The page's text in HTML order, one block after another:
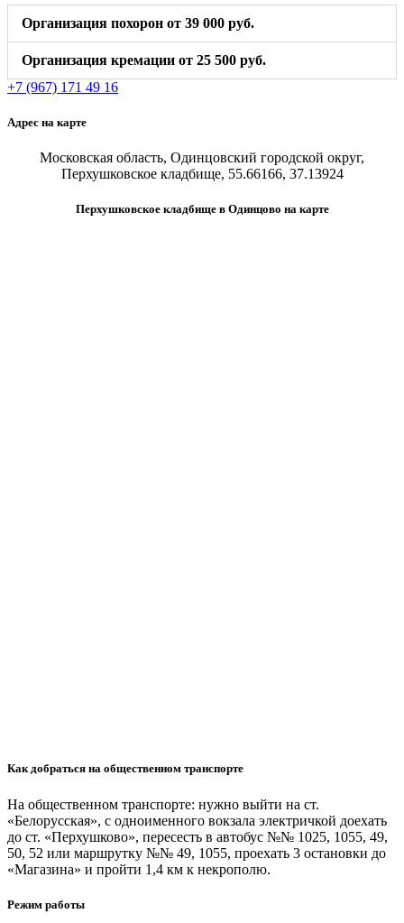
Организация похорон от 39 000 руб.
Организация кремации от 25 500 руб.
+7 (967) 171 49 16
Адрес на карте
Московская область, Одинцовский городской округ,
Перхушковское кладбище, 55.66166, 37.13924
Перхушковское кладбище в Одинцово на карте
Как добраться на общественном транспорте
На общественном транспорте: нужно выйти на ст.
«Белорусская», с одноименного вокзала электричкой доехать
до ст. «Перхушково», пересесть в автобус №№ 1025, 1055, 49,
50, 52 или маршрутку №№ 49, 1055, проехать 3 остановки до
«Магазина» и пройти 1,4 км к некрополю.
Режим работы